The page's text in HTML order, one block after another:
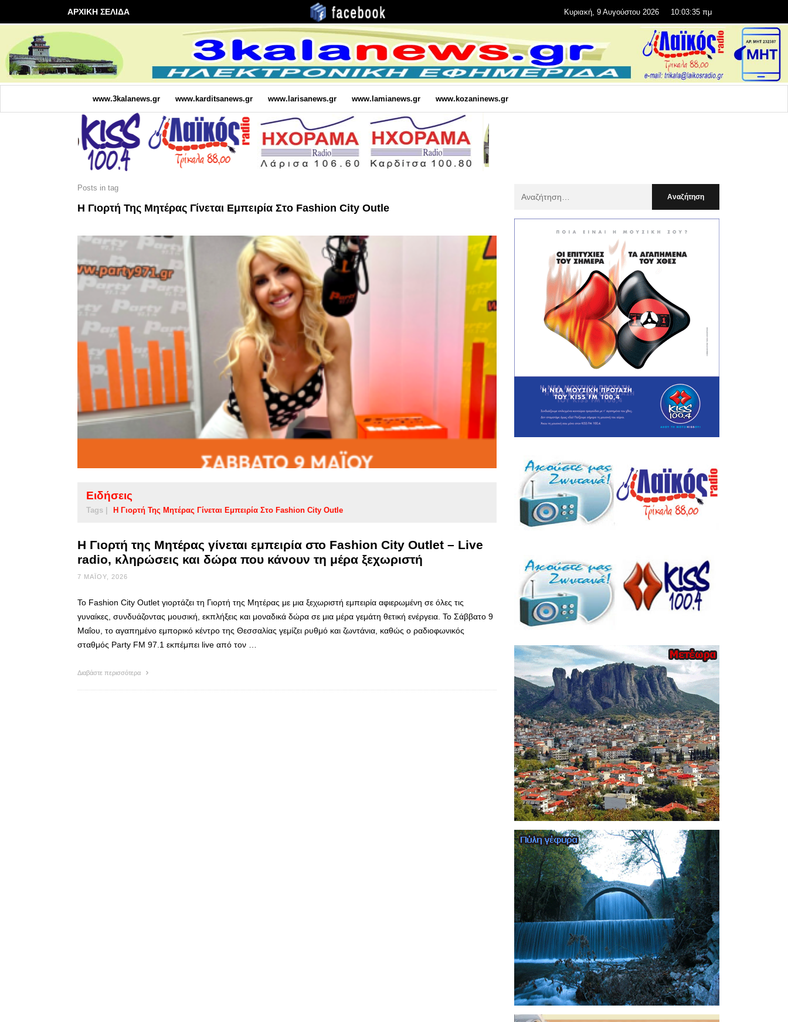
ΑΡΧΙΚΗ ΣΕΛΙΔΑ Κυριακή, 9 Αυγούστου 2026 10:03:36 πμ
www.3kalanews.gr www.karditsanews.gr www.larisanews.gr www.lamianews.gr www.kozaninews.gr
Posts in tag
Η Γιορτή Της Μητέρας Γίνεται Εμπειρία Στο Fashion City Outle
Ειδήσεις
Tags | Η Γιορτή Της Μητέρας Γίνεται Εμπειρία Στο Fashion City Outle
Η Γιορτή της Μητέρας γίνεται εμπειρία στο Fashion City Outlet – Live
radio, κληρώσεις και δώρα που κάνουν τη μέρα ξεχωριστή
7 ΜΑΪ́ΟΥ, 2026
Το Fashion City Outlet γιορτάζει τη Γιορτή της Μητέρας με μια ξεχωριστή εμπειρία αφιερωμένη σε όλες τις
γυναίκες, συνδυάζοντας μουσική, εκπλήξεις και μοναδικά δώρα σε μια μέρα γεμάτη θετική ενέργεια. Το Σάββατο 9
Μαΐου, το αγαπημένο εμπορικό κέντρο της Θεσσαλίας γεμίζει ρυθμό και ζωντάνια, καθώς ο ραδιοφωνικός
σταθμός Party FM 97.1 εκπέμπει live από τον …
Διαβάστε περισσότερα
: